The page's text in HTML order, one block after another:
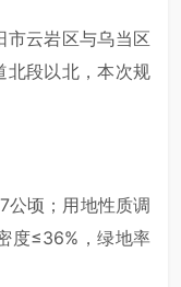
市云岩区与乌当区
北段以北，本次规
公顷；用地性质调
度≤36%，绿地率